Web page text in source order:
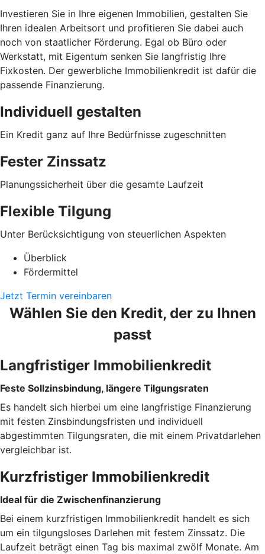
Investieren Sie in Ihre eigenen Immobilien, gestalten Sie
Ihren idealen Arbeitsort und profitieren Sie dabei auch
noch von staatlicher Förderung. Egal ob Büro oder
Werkstatt, mit Eigentum senken Sie langfristig Ihre
Fixkosten. Der gewerbliche Immobilienkredit ist dafür die
passende Finanzierung.
Individuell gestalten
Ein Kredit ganz auf Ihre Bedürfnisse zugeschnitten
Fester Zinssatz
Planungssicherheit über die gesamte Laufzeit
Flexible Tilgung
Unter Berücksichtigung von steuerlichen Aspekten
Überblick
Fördermittel
Jetzt Termin vereinbaren
Wählen Sie den Kredit, der zu Ihnen
passt
Langfristiger Immobilienkredit
Feste Sollzinsbindung, längere Tilgungsraten
Es handelt sich hierbei um eine langfristige Finanzierung
mit festen Zinsbindungsfristen und individuell
abgestimmten Tilgungsraten, die mit einem Privatdarlehen
vergleichbar ist.
Kurzfristiger Immobilienkredit
Ideal für die Zwischenfinanzierung
Bei einem kurzfristigen Immobilienkredit handelt es sich
um ein tilgungsloses Darlehen mit festem Zinssatz. Die
Laufzeit beträgt einen Tag bis maximal zwölf Monate. Am